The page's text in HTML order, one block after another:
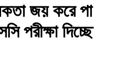
জয় করে পা
পরীক্ষা দিচ্ছে